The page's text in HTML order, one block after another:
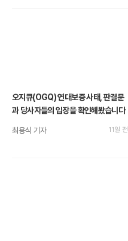
오지큐(OGQ) 연대보증 사태, 판결문
과 당사자들의 입장을 확인해봤습니다
최용식 기자 11일 전